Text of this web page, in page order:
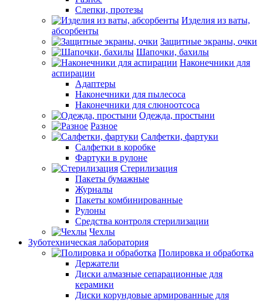
Слепки, протезы
Изделия из ваты,
абсорбенты
Защитные экраны, очки
Шапочки, бахилы
Наконечники для
аспирации
Адаптеры
Наконечники для пылесоса
Наконечники для слюноотсоса
Одежда, простыни
Разное
Салфетки, фартуки
Салфетки в коробке
Фартуки в рулоне
Стерилизация
Пакеты бумажные
Журналы
Пакеты комбинированные
Рулоны
Средства контроля стерилизации
Чехлы
Зуботехническая лаборатория
Полировка и обработка
Держатели
Диски алмазные сепарационные для
керамики
Диски корундовые армированные для